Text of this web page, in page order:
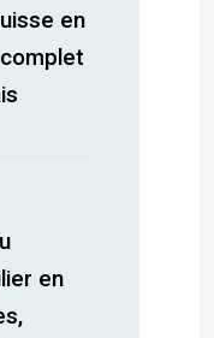
en
en